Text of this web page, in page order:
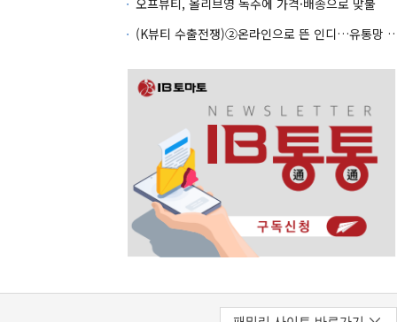
오프뷰티, 올리브영 독주에 가격·배송으로 맞불
(K뷰티 수출전쟁)②온라인으로